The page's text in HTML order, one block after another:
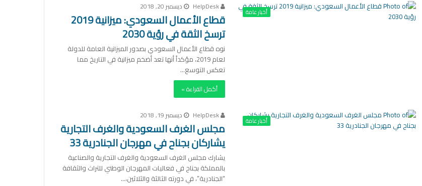
أخبار عامة ديسمبر 20, 2018
قطاع الأعمال السعودي: ميزانية 2019
ترسخ الثقة في رؤية 2030
نوه قطاع الأعمال السعودي بصدور الميزانية العامة للدولة
لعام 2019، مؤكداً أنها تعد أضخم ميزانية في التاريخ مما
تعكس التوسع…
أكمل القراءة »
أخبار عامة ديسمبر 19, 2018
مجلس الغرف السعودية والغرف التجارية
يشاركان بجناح في مهرجان الجنادرية 33
يشارك مجلس الغرف السعودية والغرف التجارية والصناعية
بالمملكة بجناح في فعاليات المهرجان الوطني للتراث والثقافة
“الجنادرية”، في دورته الثالثة والثلاثين،…